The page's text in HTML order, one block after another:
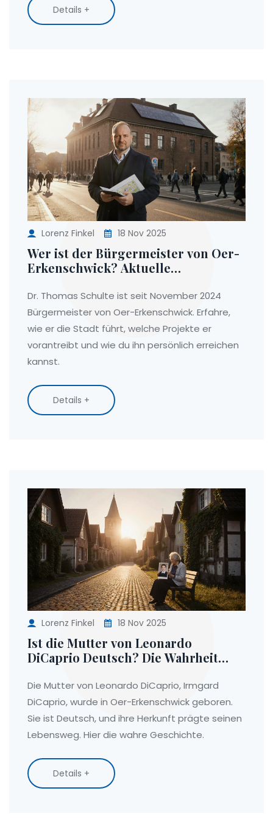
Details +
Lorenz Finkel 18 Nov 2025
Wer ist der Bürgermeister von Oer-
Erkenschwick? Aktuelle
Dr. Thomas Schulte ist seit November 2024
Bürgermeister von Oer-Erkenschwick. Erfahre,
wie er die Stadt führt, welche Projekte er
vorantreibt und wie du ihn persönlich erreichen
kannst.
Details +
Lorenz Finkel 18 Nov 2025
Ist die Mutter von Leonardo
DiCaprio Deutsch? Die Wahrheit
Erkenschwick
Die Mutter von Leonardo DiCaprio, Irmgard
DiCaprio, wurde in Oer-Erkenschwick geboren.
Sie ist Deutsch, und ihre Herkunft prägte seinen
Lebensweg. Hier die wahre Geschichte.
Details +